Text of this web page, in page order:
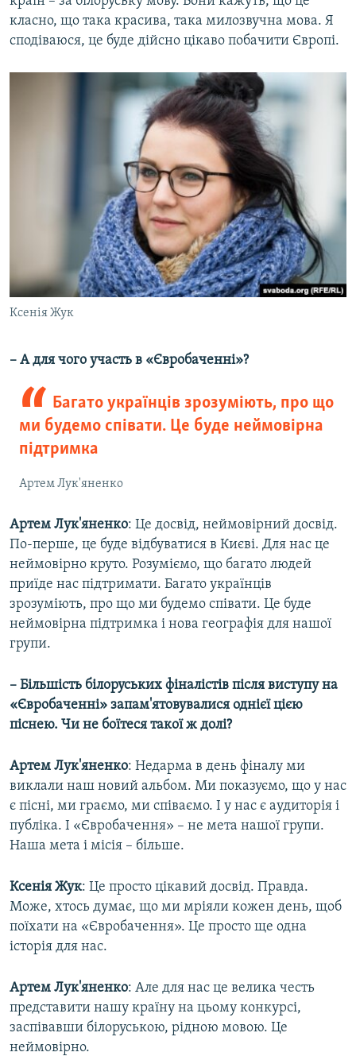
класно, що така красива, така милозвучна мова. Я
сподіваюся, це буде дійсно цікаво побачити Європі.
Ксенія Жук
– А для чого участь в «Євробаченні»?
Багато українців зрозуміють, про що
ми будемо співати. Це буде неймовірна
підтримка
Артем Лук'яненко
Артем Лук'яненко: Це досвід, неймовірний досвід.
По-перше, це буде відбуватися в Києві. Для нас це
неймовірно круто. Розуміємо, що багато людей
приїде нас підтримати. Багато українців
зрозуміють, про що ми будемо співати. Це буде
неймовірна підтримка і нова географія для нашої
групи.
– Більшість білоруських фіналістів після виступу на
«Євробаченні» запам'ятовувалися однієї цією
піснею. Чи не боїтеся такої ж долі?
Артем Лук'яненко: Недарма в день фіналу ми
виклали наш новий альбом. Ми показуємо, що у нас
є пісні, ми граємо, ми співаємо. І у нас є аудиторія і
публіка. І «Євробачення» – не мета нашої групи.
Наша мета і місія – більше.
Ксенія Жук: Це просто цікавий досвід. Правда.
Може, хтось думає, що ми мріяли кожен день, щоб
поїхати на «Євробачення». Це просто ще одна
історія для нас.
Артем Лук'яненко: Але для нас це велика честь
представити нашу країну на цьому конкурсі,
заспівавши білоруською, рідною мовою. Це
неймовірно.